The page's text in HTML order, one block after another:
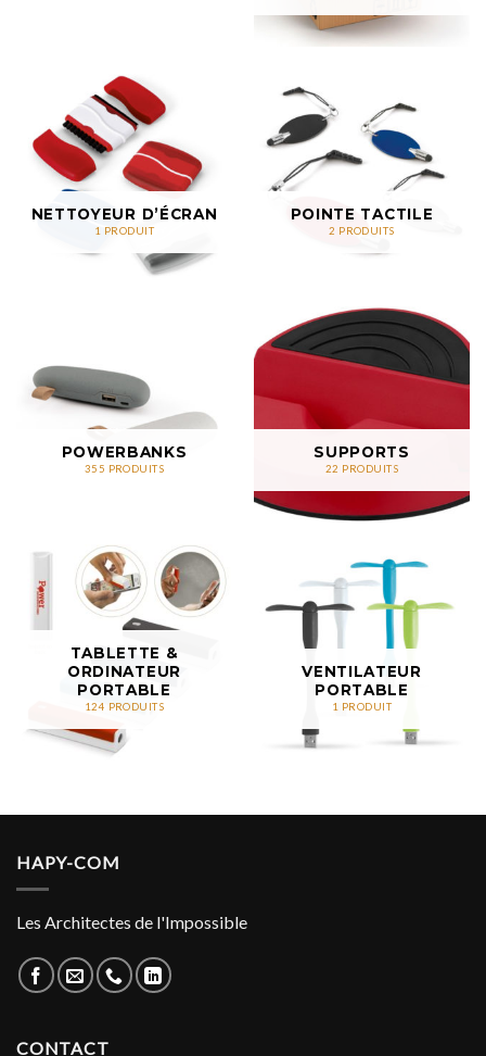
NETTOYEUR D’ÉCRAN
1 PRODUIT
POINTE TACTILE
2 PRODUITS
POWERBANKS
355 PRODUITS
SUPPORTS
22 PRODUITS
TABLETTE &
ORDINATEUR
PORTABLE
124 PRODUITS
VENTILATEUR
PORTABLE
1 PRODUIT
HAPY-COM
Les Architectes de l'Impossible
CONTACT